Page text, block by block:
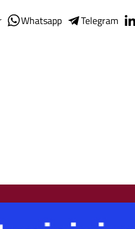
Whatsapp Telegram